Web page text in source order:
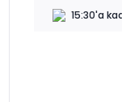
15:30'a